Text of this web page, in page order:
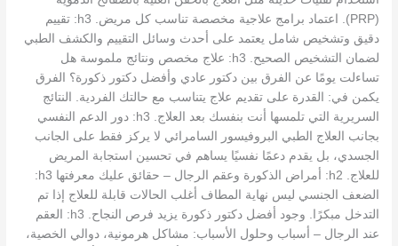
(PRP). اعتماد برامج علاجية مخصصة تناسب كل مريض. h3: تقييم
دقيق وتشخيص شامل يعتمد على أحدث وسائل التقييم والكشف الطبي
لضمان التشخيص الصحيح. h3: علاج مخصص ونتائج ملموسة هل
تساءلت يومًا عن الفرق بين دكتور عادي وأفضل دكتور ذكورة؟ الفرق
يكمن في: القدرة على تقديم علاج يتناسب مع حالتك الفردية. النتائج
السريرية التي تلمسها أنت بنفسك بعد العلاج. h3: دور الدعم النفسي
بجانب العلاج الطبي البروفيسور السامرائي لا يركز فقط على الجانب
الجسدي، بل يقدم دعمًا نفسيًا يساهم في تحسين استجابة المريض
للعلاج. h2: أمراض الذكورة وعقم الرجال – حقائق عليك معرفتها h3:
الضعف الجنسي ليس نهاية المطاف أغلب الحالات قابلة للعلاج إذا تم
التدخل مبكرًا. وجود أفضل دكتور ذكورة يزيد فرص النجاح. h3: العقم
عند الرجال – أسباب وحلول الأسباب: مشاكل هرمونية، دوالي الخصية،